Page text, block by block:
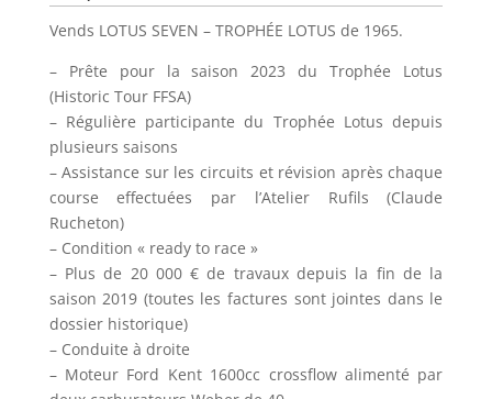
Vends LOTUS SEVEN – TROPHÉE LOTUS de 1965.
– Prête pour la saison 2023 du Trophée Lotus
(Historic Tour FFSA)
– Régulière participante du Trophée Lotus depuis
plusieurs saisons
– Assistance sur les circuits et révision après chaque
course effectuées par l’Atelier Rufils (Claude
Rucheton)
– Condition « ready to race »
– Plus de 20 000 € de travaux depuis la fin de la
saison 2019 (toutes les factures sont jointes dans le
dossier historique)
– Conduite à droite
– Moteur Ford Kent 1600cc crossflow alimenté par